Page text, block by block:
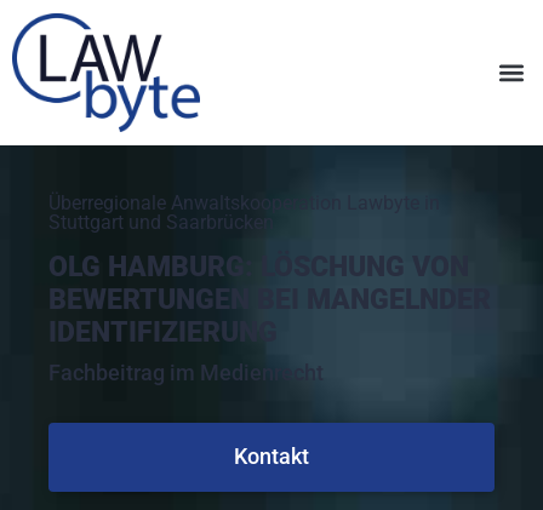
Überregionale Anwaltskooperation Lawbyte in
Stuttgart und Saarbrücken
OLG HAMBURG: LÖSCHUNG VON
BEWERTUNGEN BEI MANGELNDER
IDENTIFIZIERUNG
Fachbeitrag im Medienrecht
Kontakt